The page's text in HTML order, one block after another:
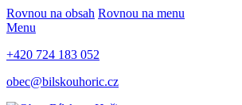
Rovnou na obsah Rovnou na menu
Menu
+420 724 183 052
obec@bilskouhoric.cz